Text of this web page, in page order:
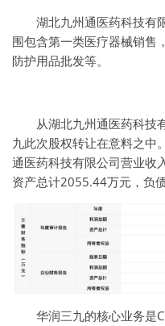
湖北九州通医药科技有
围包含第一类医疗器械销售
防护用品批发等。
从湖北九州通医药科技
九此次股权转让在意料之中
通医药科技有限公司营业收
资产总计2055.44万元，负
华润三九的核心业务是